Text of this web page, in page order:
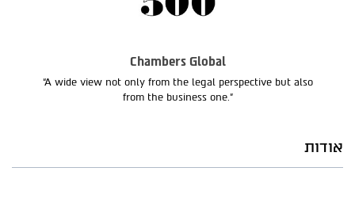
Chambers Global
“A wide view not only from the legal perspective but also
from the business one.”
אודות